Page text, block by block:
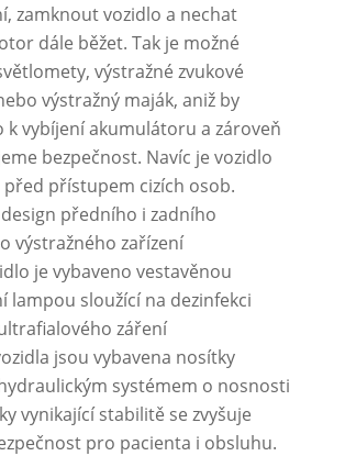
zamknout vozidlo a nechat
dále běžet. Tak je možné
výstražné zvukové
výstražný maják, aniž by
k vybíjení akumulátoru a zároveň
bezpečnost. Navíc je vozidlo
přístupem cizích osob.
předního i zadního
výstražného zařízení
je vybaveno vestavěnou
lampou sloužící na dezinfekci
záření
jsou vybavena nosítky
systémem o nosnosti
vynikající stabilitě se zvyšuje
pro pacienta i obsluhu.